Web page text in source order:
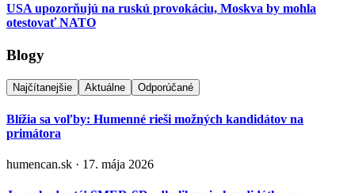
USA upozorňujú na ruskú provokáciu, Moskva by mohla
otestovať NATO
Blogy
Najčítanejšie Aktuálne Odporúčané
Blížia sa voľby: Humenné rieši možných kandidátov na
primátora
humencan.sk · 17. mája 2026